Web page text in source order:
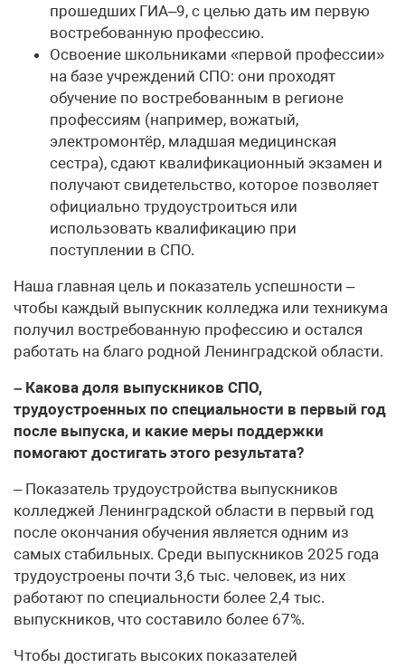
прошедших ГИА–9, с целью дать им первую
востребованную профессию.
Освоение школьниками «первой профессии»
на базе учреждений СПО: они проходят
обучение по востребованным в регионе
профессиям (например, вожатый,
электромонтёр, младшая медицинская
сестра), сдают квалификационный экзамен и
получают свидетельство, которое позволяет
официально трудоустроиться или
использовать квалификацию при
поступлении в СПО.
Наша главная цель и показатель успешности –
чтобы каждый выпускник колледжа или техникума
получил востребованную профессию и остался
работать на благо родной Ленинградской области.
– Какова доля выпускников СПО,
трудоустроенных по специальности в первый год
после выпуска, и какие меры поддержки
помогают достигать этого результата?
– Показатель трудоустройства выпускников
колледжей Ленинградской области в первый год
после окончания обучения является одним из
самых стабильных. Среди выпускников 2025 года
трудоустроены почти 3,6 тыс. человек, из них
работают по специальности более 2,4 тыс.
выпускников, что составило более 67%.
Чтобы достигать высоких показателей